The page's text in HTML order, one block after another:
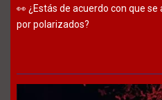
👀 ¿Estás de acuerdo con que
por polarizados?